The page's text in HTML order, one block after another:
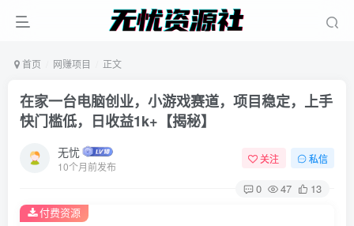
首页 网赚项目 正文
在家一台电脑创业，小游戏赛道，项目稳定，上手
快门槛低，日收益1k+【揭秘】
无忧
10个月前发布
关注 私信
0 47 13
付费资源